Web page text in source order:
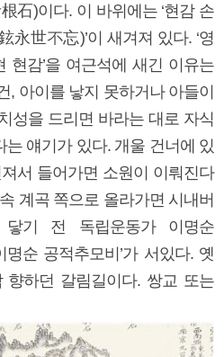
石)이다. 이 바위에는 ‘현감 손
永世不忘)’이 새겨져 있다. ‘영
현감’을 여근석에 새긴 이유는
, 아이를 낳지 못하거나 아들이
성을 드리면 바라는 대로 자식
는 얘기가 있다. 개울 건너에 있
서 들어가면 소원이 이뤄진다
계곡 쪽으로 올라가면 시내버
기 전 독립운동가 이명순
명순 공적추모비’가 서있다. 옛
향하던 갈림길이다. 쌍교 또는